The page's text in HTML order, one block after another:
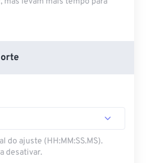
do ajuste (HH:MM:SS.MS).
desativar.